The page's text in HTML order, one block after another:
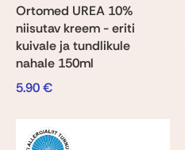
Ortomed UREA 10%
niisutav kreem - eriti
kuivale ja tundlikule
nahale 150ml
5.90€